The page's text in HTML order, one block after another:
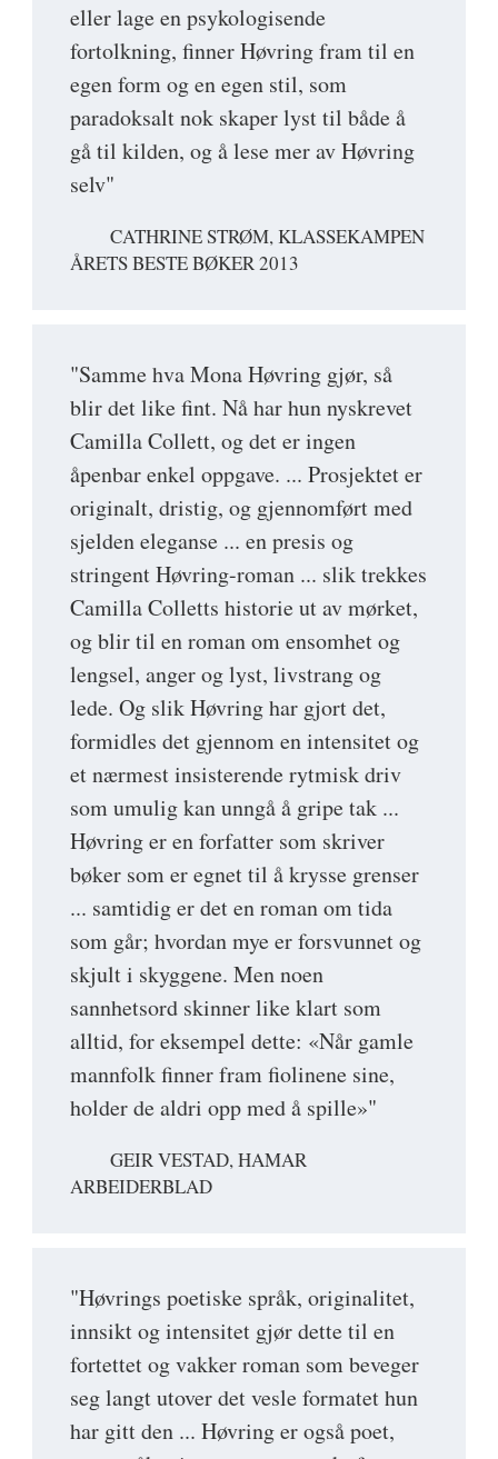
eller lage en psykologisende
fortolkning, finner Høvring fram til en
egen form og en egen stil, som
paradoksalt nok skaper lyst til både å
gå til kilden, og å lese mer av Høvring
selv"
CATHRINE STRØM, KLASSEKAMPEN
ÅRETS BESTE BØKER 2013
"Samme hva Mona Høvring gjør, så
blir det like fint. Nå har hun nyskrevet
Camilla Collett, og det er ingen
åpenbar enkel oppgave. ... Prosjektet er
originalt, dristig, og gjennomført med
sjelden eleganse ... en presis og
stringent Høvring-roman ... slik trekkes
Camilla Colletts historie ut av mørket,
og blir til en roman om ensomhet og
lengsel, anger og lyst, livstrang og
lede. Og slik Høvring har gjort det,
formidles det gjennom en intensitet og
et nærmest insisterende rytmisk driv
som umulig kan unngå å gripe tak ...
Høvring er en forfatter som skriver
bøker som er egnet til å krysse grenser
... samtidig er det en roman om tida
som går; hvordan mye er forsvunnet og
skjult i skyggene. Men noen
sannhetsord skinner like klart som
alltid, for eksempel dette: «Når gamle
mannfolk finner fram fiolinene sine,
holder de aldri opp med å spille»"
GEIR VESTAD, HAMAR
ARBEIDERBLAD
"Høvrings poetiske språk, originalitet,
innsikt og intensitet gjør dette til en
fortettet og vakker roman som beveger
seg langt utover det vesle formatet hun
har gitt den ... Høvring er også poet,